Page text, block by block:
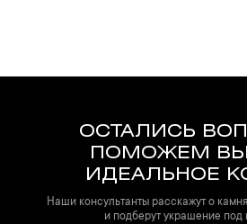
ОСТАЛИСЬ
ПОМОЖЕМ
ИДЕАЛЬНОЕ
Наши консультанты расскажут о
и подберут украшение под